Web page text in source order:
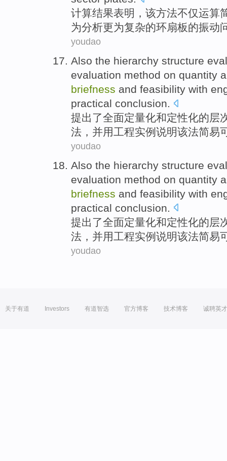
计算结果表明 ，该方法不仅运算
为分析更为复杂的环扇板的振动
youdao
Also the hierarchy structure
evaluation method on quantity
briefness and feasibility with
practical conclusion.
提出了全面定量化和定性化的层
法 ，并用工程实例 说明该法简易
youdao
Also the hierarchy structure
evaluation method on quantity
briefness and feasibility with
practical conclusion.
提出了全面定量化和定性化的层
法 ，并用工程实例说明该法简易
youdao
关于有道 Investors 有道智选 官方博客 技术博客 诚聘英才